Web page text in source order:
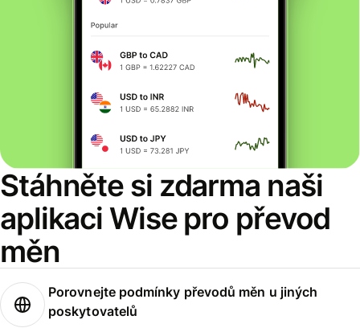
Stáhněte si zdarma naši
aplikaci Wise pro převod
měn
Porovnejte podmínky převodů měn u jiných
poskytovatelů